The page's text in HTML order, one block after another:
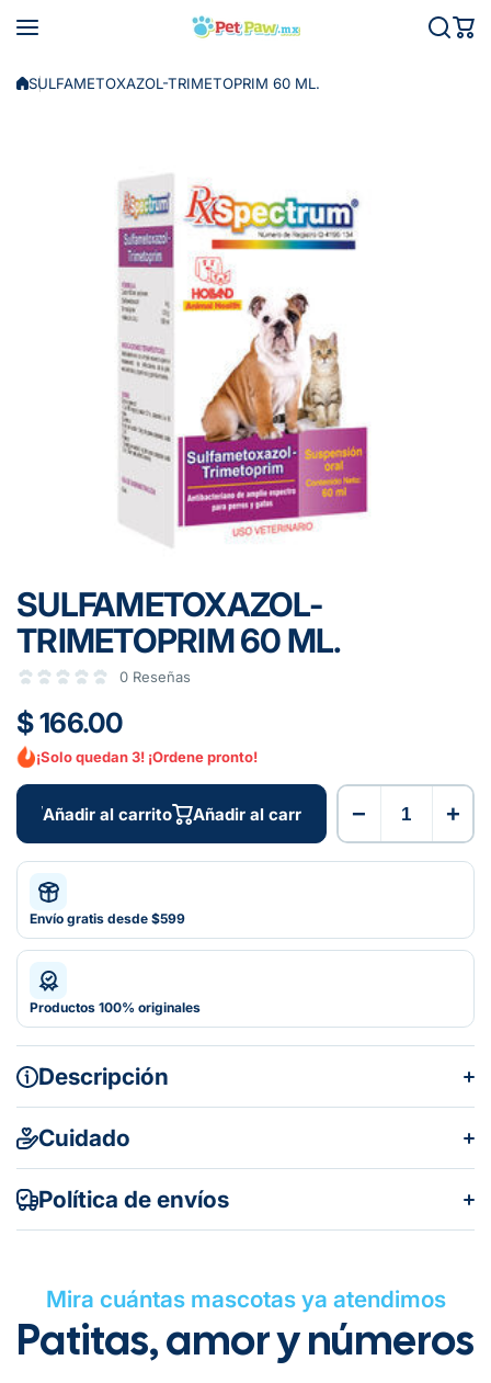
SULFAMETOXAZOL-TRIMETOPRIM 60 ML.
SULFAMETOXAZOL-
TRIMETOPRIM 60 ML.
0 Reseñas
$ 166.00
¡Solo quedan 3! ¡Ordene pronto!
Añadir al carrito Añadir al carrito − +
Envío gratis desde $599
Productos 100% originales
Descripción
Cuidado
Política de envíos
Mira cuántas mascotas ya atendimos
Patitas, amor y números